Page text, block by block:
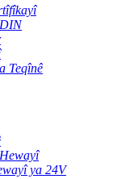
Teqînê
ya 24V